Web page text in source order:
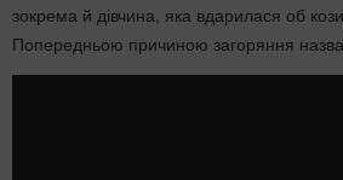
зокрема й дівчина, яка вдарилася об
Попередньою причиною загоряння